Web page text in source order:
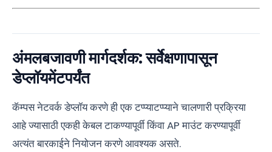
अंमलबजावणी मार्गदर्शक: सर्वेक्षणापासून
डेप्लॉयमेंटपर्यंत
कॅम्पस नेटवर्क डेप्लॉय करणे ही एक टप्प्याटप्प्याने चालणारी प्रक्रिया
आहे ज्यासाठी एकही केबल टाकण्यापूर्वी किंवा AP माउंट करण्यापूर्वी
अत्यंत बारकाईने नियोजन करणे आवश्यक असते.